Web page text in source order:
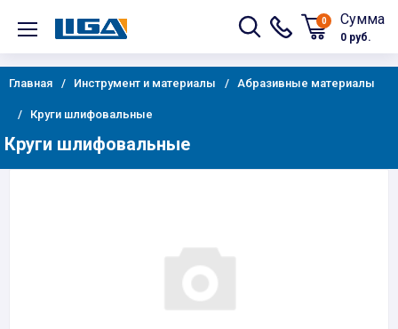
0 Сумма
0 руб.
Главная Инструмент и материалы Абразивные материалы
Круги шлифовальные
Круги шлифовальные